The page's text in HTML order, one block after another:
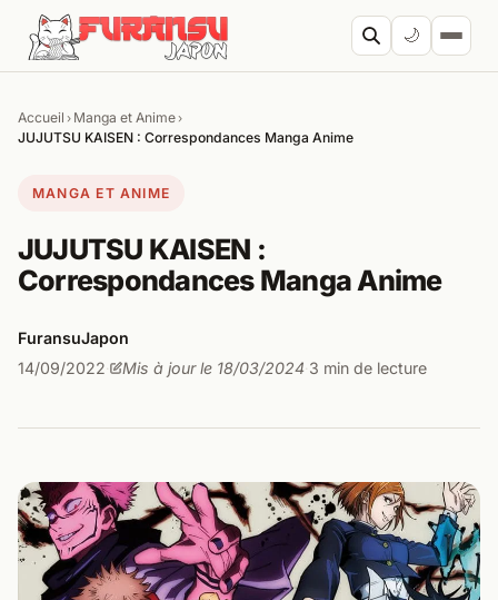
Aller au contenu
🌙
Accueil › Manga et Anime›
JUJUTSU KAISEN : Correspondances Manga Anime
MANGA ET ANIME
JUJUTSU KAISEN :
Correspondances Manga Anime
FuransuJapon
14/09/2022· Mis à jour le 18/03/2024· 3 min de lecture